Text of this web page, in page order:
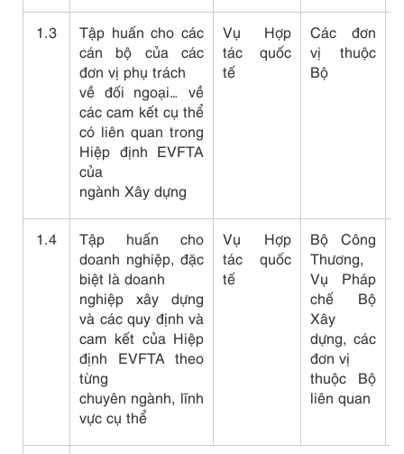
1.3
Tập huấn cho các
cán bộ của các
đơn vị phụ trách
về đối ngoại… về
các cam kết cụ thể
có liên quan trong
Hiệp định EVFTA
của
ngành Xây dựng
Vụ Hợp
tác quốc
tế
Các đơn
vị thuộc
Bộ
1.4
Tập huấn cho
doanh nghiệp, đặc
biệt là doanh
nghiệp xây dựng
và các quy định và
cam kết của Hiệp
định EVFTA theo
từng
chuyên ngành, lĩnh
vực cụ thể
Vụ Hợp
tác quốc
tế
Bộ Công
Thương,
Vụ Pháp
chế Bộ
Xây
dựng, các
đơn vị
thuộc Bộ
liên quan